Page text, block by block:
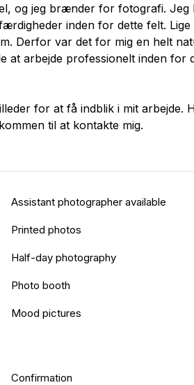
og jeg brænder for fotografi. Jeg
inden for dette felt. Lige
Derfor var det for mig en helt
at arbejde professionelt inden for
for at få indblik i mit arbejde.
til at kontakte mig.
Assistant photographer available
Printed photos
Half-day photography
Photo booth
Mood pictures
Confirmation